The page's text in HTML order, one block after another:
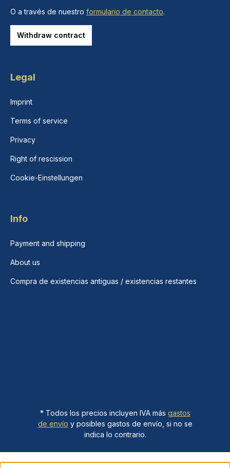
O a través de nuestro formulario de contacto.
Withdraw contract
Legal
Imprint
Terms of service
Privacy
Right of rescission
Cookie-Einstellungen
Info
Payment and shipping
About us
Compra de existencias antiguas / existencias restantes
* Todos los precios incluyen IVA más gastos
de envío y posibles gastos de envío, si no se
indica lo contrario.